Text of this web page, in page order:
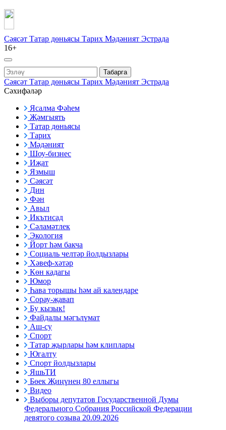
Сәясәт Татар дөньясы Тарих Мәдәният Эстрада
16+
Табарга
Сәясәт Татар дөньясы Тарих Мәдәният Эстрада
Сәхифәләр
Ясалма Фәһем
Җәмгыять
Татар дөньясы
Тарих
Мәдәният
Шоу-бизнес
Иҗат
Язмыш
Сәясәт
Дин
Фән
Авыл
Икътисад
Сәламәтлек
Экология
Йорт һәм бакча
Социаль челтәр йолдызлары
Хәвеф-хәтәр
Көн кадагы
Юмор
Һава торышы һәм ай календаре
Сорау-җавап
Бу кызык!
Файдалы мәгълүмат
Аш-су
Спорт
Татар җырлары һәм клиплары
Югалту
Спорт йолдызлары
ЯшьТИ
Бөек Җиңүнең 80 еллыгы
Видео
Выборы депутатов Государственной Думы
Федерального Собрания Российской Федерации
девятого созыва 20.09.2026